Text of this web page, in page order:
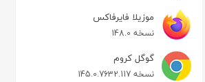
موزیلا فایرفاکس
نسخه 148.0
گوگل کروم
نسخه 145.0.7632.117